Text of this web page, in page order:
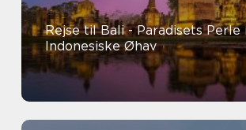
Rejse til Bali - Paradisets Perle
Indonesiske Øhav